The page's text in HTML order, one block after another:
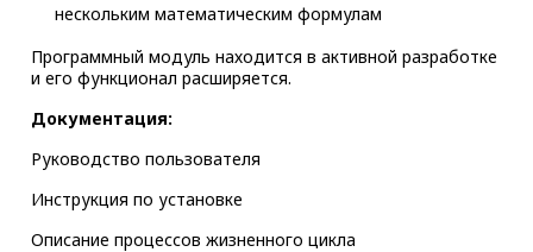
нескольким математическим формулам
Программный модуль находится в активной разработке
и его функционал расширяется.
Документация:
Руководство пользователя
Инструкция по установке
Описание процессов жизненного цикла